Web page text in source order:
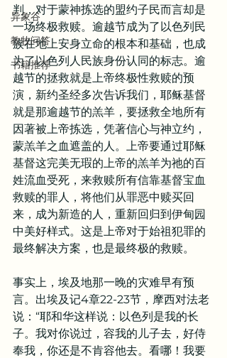
异象谷
教牧问答
书籍推荐
判，对于蒙神拣选的盟约子民而言却是
一场终极救赎。逾越节成为了以色列民
族在地上安身立命的根本和基础，也成
为了以色列人民族身份认同的标志。逾
越节的拯救就是上帝终极性救赎的预
演，新约圣经多次告诉我们，耶稣基督
就是那逾越节的羔羊，要拯救全地所有
因著被上帝拣选，凭著信心与神立约，
蒙羔羊之血遮盖的人。上帝要通过耶稣
基督这完美无瑕的上帝的羔羊为祂的百
姓流血受死，来救赎所有信靠基督宝血
救赎的罪人，将他们从罪恶中赎买回
来，成为新造的人，重新回归到伊甸园
中美好样式。这是上帝对于始祖犯罪的
最终解决方案，也是最终极的救赎。
事实上，埃及地那一晚的灾难早有预
言。出埃及记4章22-23节，摩西对法老
说：“耶和华这样说：以色列是我的长
子。我对你说过，容我的儿子去，好侍
奉我，你还是不肯容他去。看哪！我要